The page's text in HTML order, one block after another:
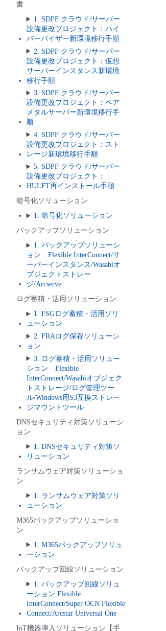
書
1. SDPF クラウド/サーバー
設備更改プロジェクト：ハイ
パーバイザー新環境移行手順
2. SDPF クラウド/サーバー
設備更改プロジェクト：仮想
サーバーインスタンス新環境
移行手順
3. SDPF クラウド/サーバー
設備更改プロジェクト：ベア
メタルサーバー新環境移行手
順
4. SDPF クラウド/サーバー
設備更改プロジェクト：スト
レージ新環境移行手順
5. SDPF クラウド/サーバー
設備更改プロジェクト：
HULFT再インストール手順
暗号化ソリューション
1. 暗号化ソリューション
バックアップソリューション
1. バックアップソリューシ
ョン Flexible InterConnect/サ
ーバーインスタンス/Wasabiオ
ブジェクトストレー
ジ/Arcserve
ログ蓄積・活用ソリューション
1. FSGログ蓄積・活用ソリ
ューション
2. FRAログ保存ソリューシ
ョン
3. ログ蓄積・活用ソリュー
ション Flexible
InterConnect/Wasabiオブジェク
トストレージ/ログ管理ツー
ル/Windows用S3互換ストレー
ジマウントツール
DNSセキュリティ対策ソリューシ
ョン
1. DNSセキュリティ対策ソ
リューション
ランサムウェア対策ソリューショ
ン
1. ランサムウェア対策ソリ
ューション
M365バックアップソリューショ
ン
1. M365バックアップソリュ
ーション
バックアップ回線ソリューション
1. バックアップ回線ソリュ
ーション Flexible
InterConnect/Super OCN Flexible
Connect/Arcstar Universal One
IoT機器導入ソリューション【手